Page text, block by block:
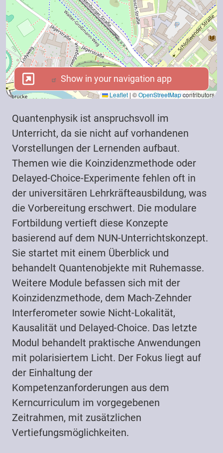
Leaflet | ©OpenStreetMapcontributors
Show in your navigation app
Show in your navigation app
Quantenphysik ist anspruchsvoll im
Unterricht, da sie nicht auf vorhandenen
Vorstellungen der Lernenden aufbaut.
Themen wie die Koinzidenzmethode oder
Delayed-Choice-Experimente fehlen oft in
der universitären Lehrkräfteausbildung, was
die Vorbereitung erschwert. Die modulare
Fortbildung vertieft diese Konzepte
basierend auf dem NUN-Unterrichtskonzept.
Sie startet mit einem Überblick und
behandelt Quantenobjekte mit Ruhemasse.
Weitere Module befassen sich mit der
Koinzidenzmethode, dem Mach-Zehnder
Interferometer sowie Nicht-Lokalität,
Kausalität und Delayed-Choice. Das letzte
Modul behandelt praktische Anwendungen
mit polarisiertem Licht. Der Fokus liegt auf
der Einhaltung der
Kompetenzanforderungen aus dem
Kerncurriculum im vorgegebenen
Zeitrahmen, mit zusätzlichen
Vertiefungsmöglichkeiten.